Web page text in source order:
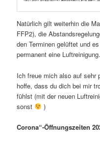
Natürlich gilt weiterhin die
FFP2), die
den Terminen gelüftet und
permanent eine Luftreinigung.
Ich freue mich also auf sehr
hoffe, dass du dich bei mir
fühlst (mit der neuen
sonst
)
Corona“-Öffnungszeiten